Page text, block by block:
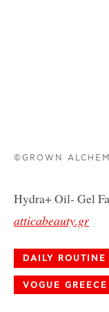
©GROWN
Hydra+ Oil- Gel
atticabeauty.gr
DAILY ROUTINE
VOGUE GREECE